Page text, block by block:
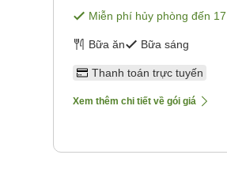
Miễn phí hủy phòng đến
Bữa ăn Bữa sáng
Thanh toán trực tuyến
Xem thêm chi tiết về gói giá